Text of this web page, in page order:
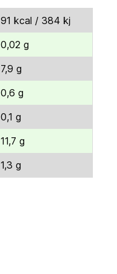
91 kcal / 384 kj
0,02 g
7,9 g
0,6 g
0,1 g
11,7 g
1,3 g